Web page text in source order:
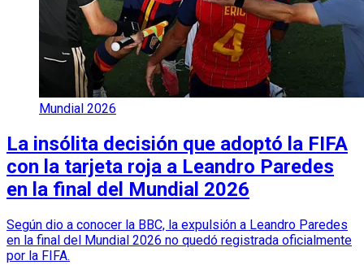
Mundial 2026
La insólita decisión que adoptó la FIFA
con la tarjeta roja a Leandro Paredes
en la final del Mundial 2026
Según dio a conocer la BBC, la expulsión a Leandro Paredes
en la final del Mundial 2026 no quedó registrada oficialmente
por la FIFA.